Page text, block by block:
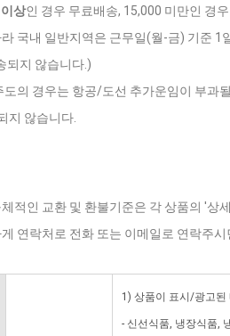
상인 경우 무료배송, 15,000 미만인 경
국내 일반지역은 근무일(월-금) 기준
되지 않습니다.)
도의 경우는 항공/도선 추가운임이 부과
지 않습니다.
적인 교환 및 환불기준은 각 상품의 '상
연락처로 전화 또는 이메일로 연락주
1) 상품이 표시/광고된
- 신선식품, 냉장식품,